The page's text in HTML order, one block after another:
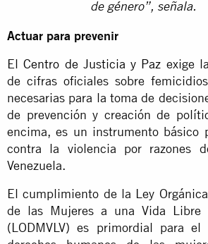
de género”, señala.
Actuar para prevenir
ElCentro de Justicia y Paz exige
de cifras oficiales sobre
necesarias para la toma de
de prevención y creación de
encima, es un instrumento básico
contra la violencia por razones
Venezuela.
El cumplimiento de la Ley
de las Mujeres a una Vida Libre
(LODMVLV) es primordial para